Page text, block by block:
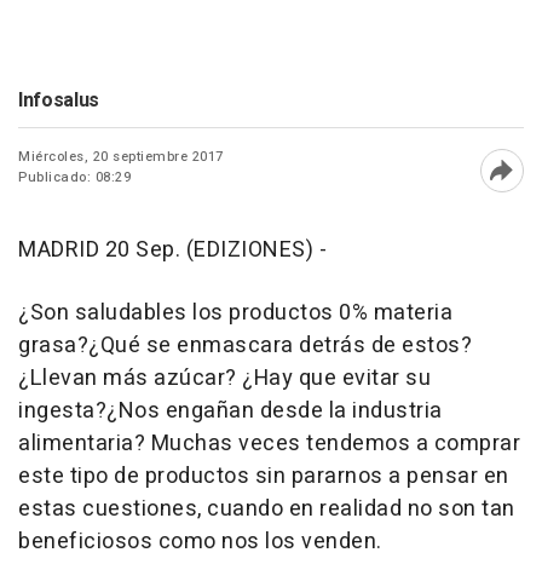
Infosalus
Miércoles, 20 septiembre 2017
Publicado: 08:29
MADRID 20 Sep. (EDIZIONES) -
¿Son saludables los productos 0% materia
grasa?¿Qué se enmascara detrás de estos?
¿Llevan más azúcar? ¿Hay que evitar su
ingesta?¿Nos engañan desde la industria
alimentaria? Muchas veces tendemos a comprar
este tipo de productos sin pararnos a pensar en
estas cuestiones, cuando en realidad no son tan
beneficiosos como nos los venden.